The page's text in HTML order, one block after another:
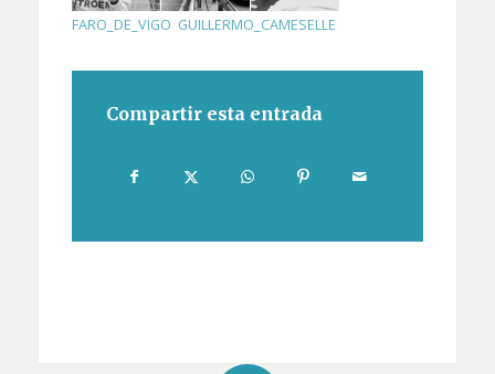
FARO_DE_VIGO GUILLERMO_CAMESELLE
Compartir esta entrada